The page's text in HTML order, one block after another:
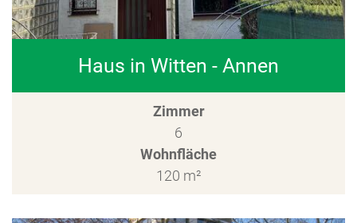
Haus in Witten - Annen
Zimmer
6
Wohnfläche
120 m²